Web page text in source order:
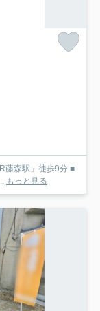
藤森駅」徒歩9分 ■
もっと見る